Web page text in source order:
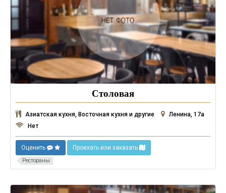
Столовая
Азиатская кухня, Восточная кухня и другие
Ленина, 17а
Нет
Оценить Проехать или заказать
Рестораны